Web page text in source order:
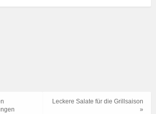
Leckere Salate für die Grillsaison
»